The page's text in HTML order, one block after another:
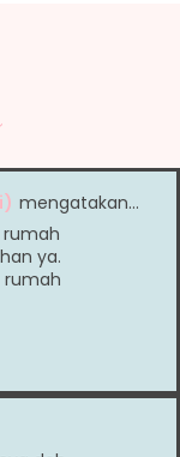
mengatakan…
ya.